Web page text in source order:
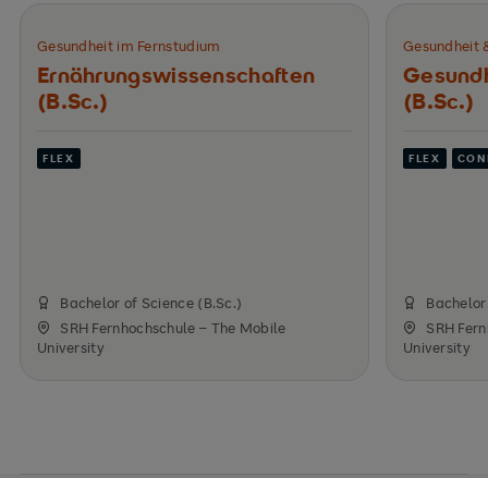
Gesundheit im Fernstudium
Ernährungswissen­schaften
(B.Sc.)
FLEX
Bachelor of Science (B.Sc.)
SRH Fernhochschule – The Mobile
University
Gesundheit
(B.Sc.)
FLEX
SRH
University